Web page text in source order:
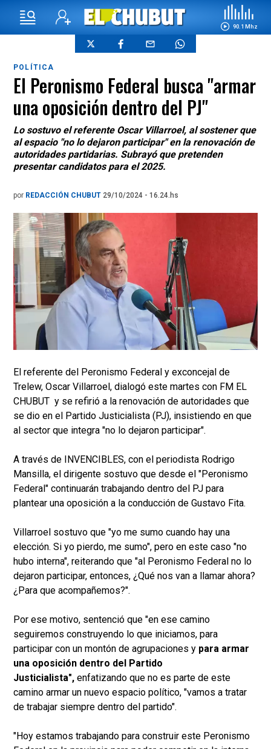
90.1 Mhz
POLÍTICA
El Peronismo Federal busca "armar
una oposición dentro del PJ"
Lo sostuvo el referente Oscar Villarroel, al sostener que
al espacio "no lo dejaron participar" en la renovación de
autoridades partidarias. Subrayó que pretenden
presentar candidatos para el 2025.
por REDACCIÓN CHUBUT 29/10/2024 - 16.24.hs
El referente del Peronismo Federal y exconcejal de
Trelew, Oscar Villarroel, dialogó este martes con FM EL
CHUBUT y se refirió a la renovación de autoridades que
se dio en el Partido Justicialista (PJ), insistiendo en que
al sector que integra "no lo dejaron participar".
A través de INVENCIBLES, con el periodista Rodrigo
Mansilla, el dirigente sostuvo que desde el "Peronismo
Federal" continuarán trabajando dentro del PJ para
plantear una oposición a la conducción de Gustavo Fita.
Villarroel sostuvo que "yo me sumo cuando hay una
elección. Si yo pierdo, me sumo", pero en este caso "no
hubo interna", reiterando que "al Peronismo Federal no lo
dejaron participar, entonces, ¿Qué nos van a llamar ahora?
¿Para que acompañemos?".
Por ese motivo, sentenció que "en ese camino
seguiremos construyendo lo que iniciamos, para
participar con un montón de agrupaciones y para armar
una oposición dentro del Partido
Justicialista", enfatizando que no es parte de este
camino armar un nuevo espacio político, "vamos a tratar
de trabajar siempre dentro del partido".
"Hoy estamos trabajando para construir este Peronismo